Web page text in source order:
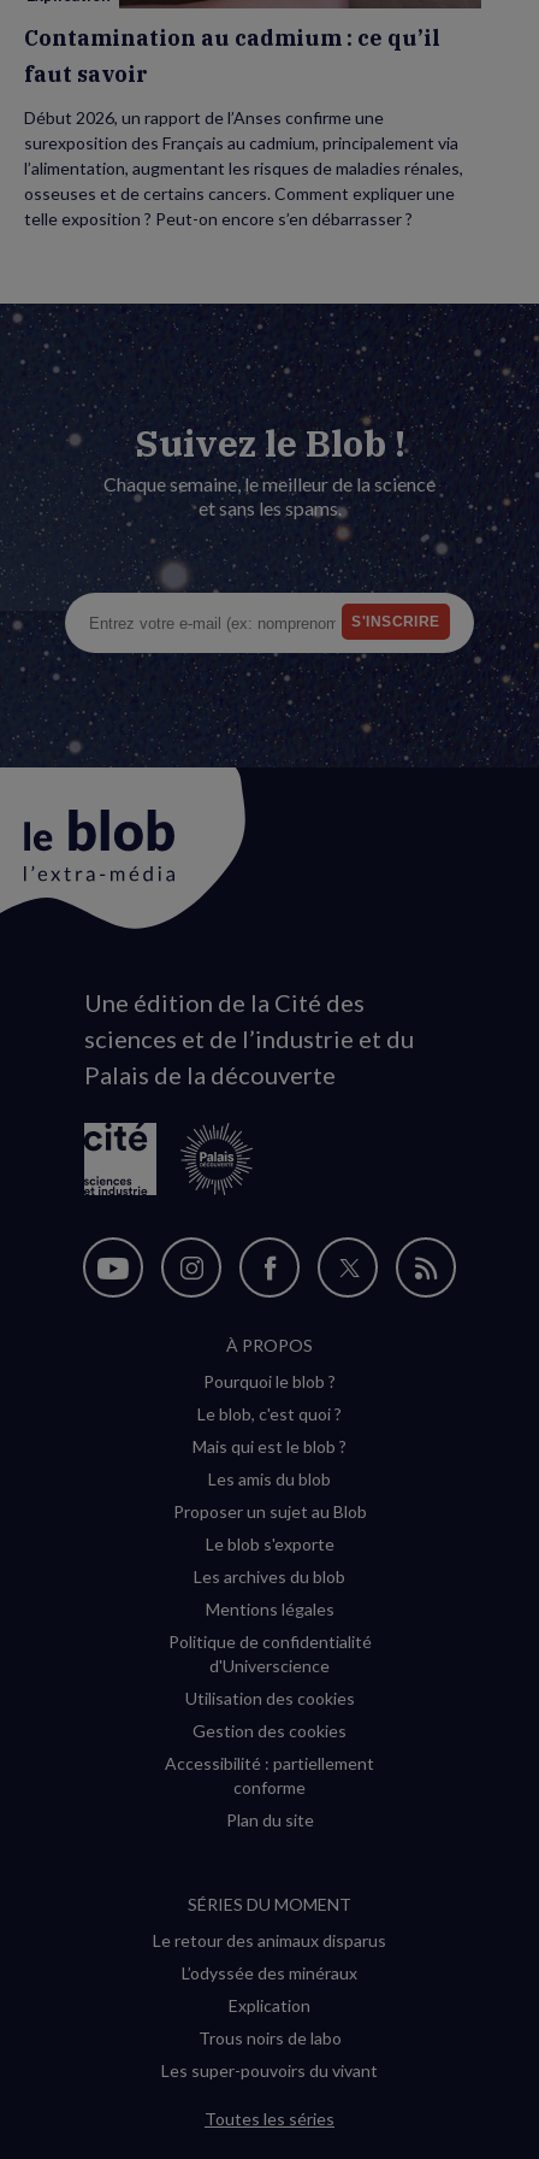
Contamination au cadmium : ce qu’il
faut savoir
Début 2026, un rapport de l’Anses confirme une
surexposition des Français au cadmium, principalement via
l’alimentation, augmentant les risques de maladies rénales,
osseuses et de certains cancers. Comment expliquer une
telle exposition ? Peut-on encore s’en débarrasser ?
Suivez le Blob !
Chaque semaine, le meilleur de la science
et sans les spams.
Animation
du
logo
Une édition de la Cité des
sciences et de l’industrie et du
Palais de la découverte
Nous
Nous
Instagram
(nouvelle
Nous
sur
Facebook
(nouvelle
Nous
Flux
À PROPOS
Pourquoi le blob ?
Le blob, c'est quoi ?
Mais qui est le blob ?
Les amis du blob
Proposer un sujet au Blob
Le blob s'exporte
Les archives du blob
Mentions légales
Politique de confidentialité
d'Universcience
Utilisation des cookies
Gestion des cookies
Accessibilité : partiellement
conforme
Plan du site
SÉRIES DU MOMENT
Le retour des animaux disparus
L’odyssée des minéraux
Explication
Trous noirs de labo
Les super-pouvoirs du vivant
Toutes les séries